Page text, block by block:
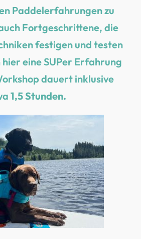
Paddelerfahrungen zu
Fortgeschrittene, die
festigen und testen
eine SUPer Erfahrung
dauert inklusive
1,5 Stunden.